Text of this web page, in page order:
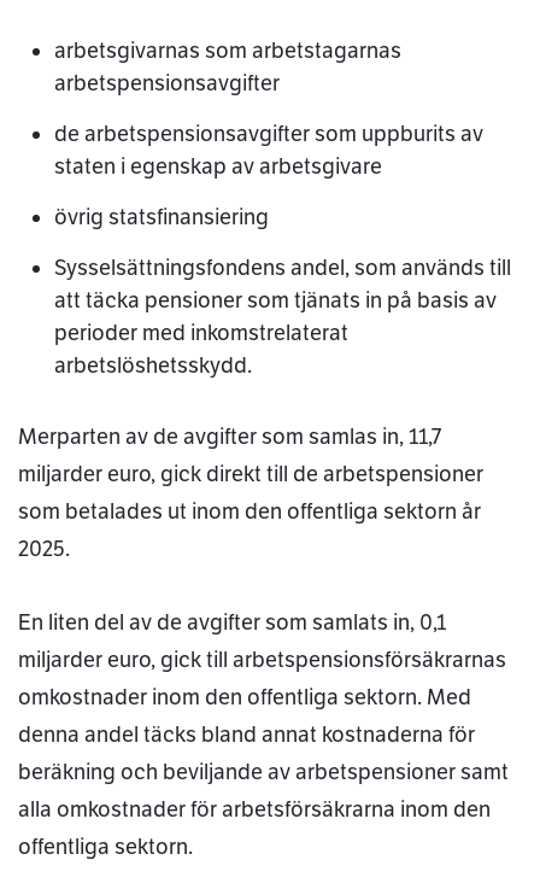
arbetsgivarnas som arbetstagarnas
arbetspensionsavgifter
de arbetspensionsavgifter som uppburits av
staten i egenskap av arbetsgivare
övrig statsfinansiering
Sysselsättningsfondens andel, som används till
att täcka pensioner som tjänats in på basis av
perioder med inkomstrelaterat
arbetslöshetsskydd.
Merparten av de avgifter som samlas in, 11,7
miljarder euro, gick direkt till de arbetspensioner
som betalades ut inom den offentliga sektorn år
2025.
En liten del av de avgifter som samlats in, 0,1
miljarder euro, gick till arbetspensionsförsäkrarnas
omkostnader inom den offentliga sektorn. Med
denna andel täcks bland annat kostnaderna för
beräkning och beviljande av arbetspensioner samt
alla omkostnader för arbetsförsäkrarna inom den
offentliga sektorn.